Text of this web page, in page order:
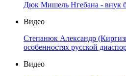
Дюк Мишель Нгебана - внук
Видео
Степанюк Александр
особенностях русской
Видео